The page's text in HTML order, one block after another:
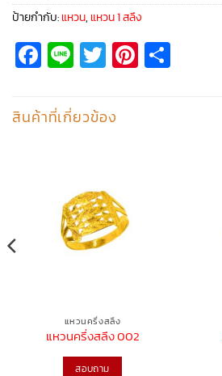
ป้ายกำกับ:แหวน, แหวน 1 สลึง
Facebook
LineTwitterPinterest
สินค้าที่เกี่ยวข้อง
แหวนครึ่งสลึง
แหวนครึ่งสลึง 002
สอบถาม